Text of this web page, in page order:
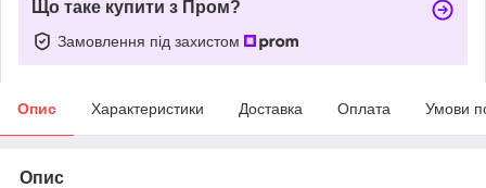
Що таке купити з Пром?
Замовлення під захистом
Опис Характеристики Доставка Оплата Умови
Опис